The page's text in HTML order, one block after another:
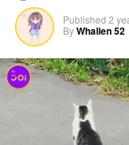
Published 2
ByWhalien 52